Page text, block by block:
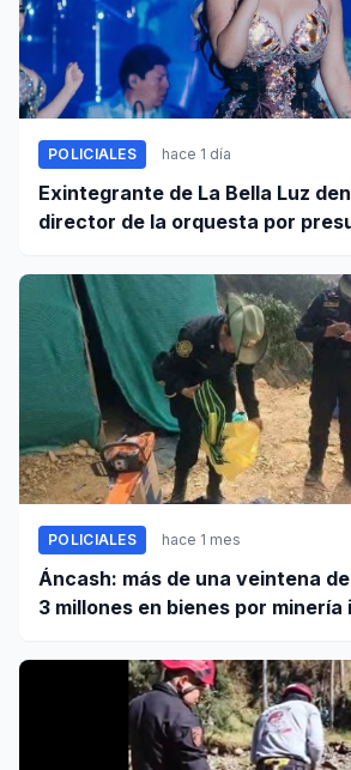
POLICIALES hace 1 día
Exintegrante de La Bella Luz
director de la orquesta por
POLICIALES hace 1 mes
Áncash: más de una veintena
3 millones en bienes por minería